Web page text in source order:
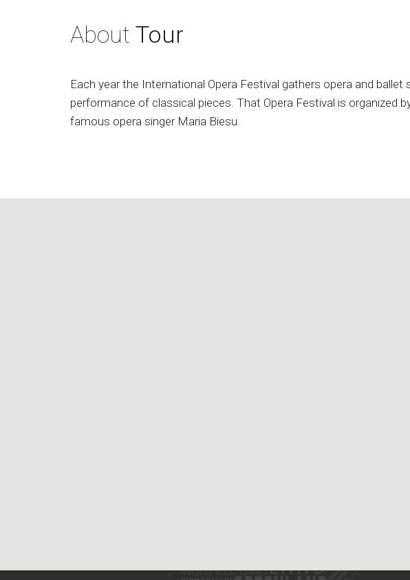
About Tour
Each year the International Opera Festival gathers opera and
performance of classical pieces. That Opera Festival is organized
famous opera singer Maria Biesu.